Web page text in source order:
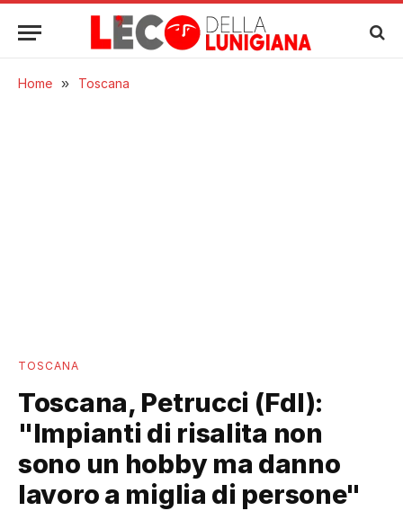
Home » Toscana
TOSCANA
Toscana, Petrucci (FdI):
"Impianti di risalita non
sono un hobby ma danno
lavoro a miglia di persone"